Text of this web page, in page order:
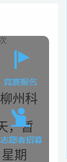
州科
，暂
期